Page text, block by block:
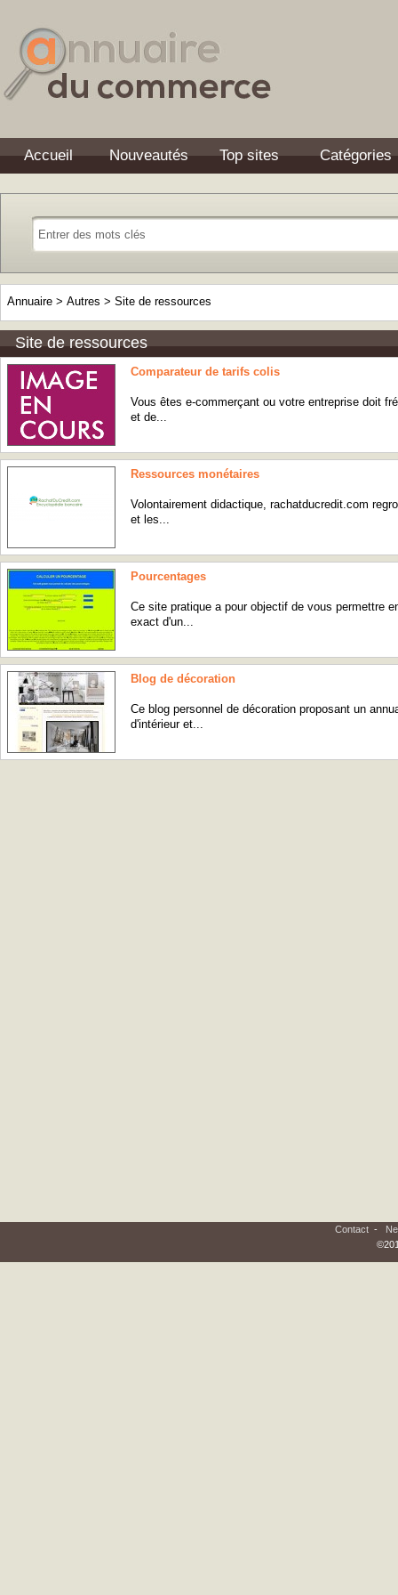
Accueil Nouveautés Top sites Catégories
Annuaire > Autres > Site de ressources
Site de ressources
Comparateur de tarifs colis
Vous êtes e-commerçant ou votre entreprise doit
et de...
Ressources monétaires
Volontairement didactique, rachatducredit.com
et les...
Pourcentages
Ce site pratique a pour objectif de vous permettre
exact d'un...
Blog de décoration
Ce blog personnel de décoration proposant un
d'intérieur et...
Contact -